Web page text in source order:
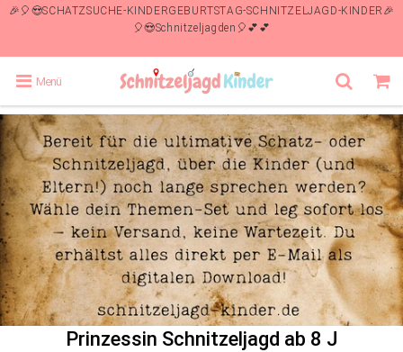
🎉🎈😍SCHATZSUCHE-KINDERGEBURTSTAG-SCHNITZELJAGD-KINDER🎉
🎈😍Schnitzeljagden🎈💕💕
Menü
Prinzessin Schnitzeljagd ab 8 J